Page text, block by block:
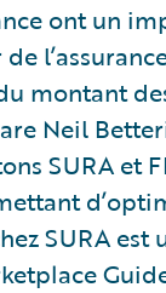
ont un
montant
Neil
SURA et
SURA